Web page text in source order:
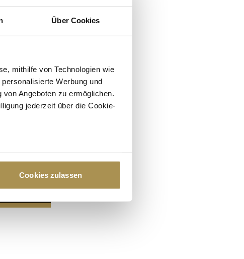
Über Cookies
mithilfe von Technologien wie
Werbung und
Angeboten zu ermöglichen.
jederzeit über die Cookie-
Ihre Präferenzen im
Medien anbieten zu können
führen diese Informationen
sie im Rahmen Ihrer Nutzung
Cookies zulassen